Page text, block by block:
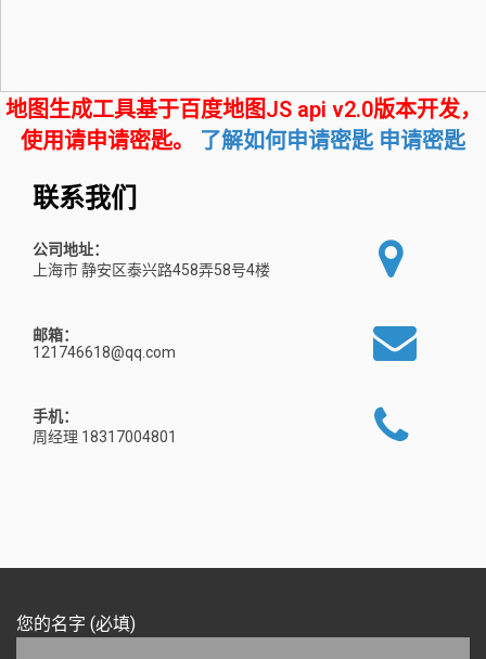
地图生成工具基于百度地图JS api v2.0版本开发，
使用请申请密匙。 了解如何申请密匙 申请密匙
联系我们
公司地址：
上海市 静安区泰兴路458弄58号4楼
邮箱：
121746618@qq.com
手机：
周经理 18317004801
您的名字 (必填)